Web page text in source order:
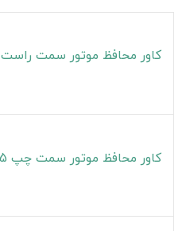
کاور محافظ موتور سمت راست S5
کاور محافظ موتور سمت چپ S5